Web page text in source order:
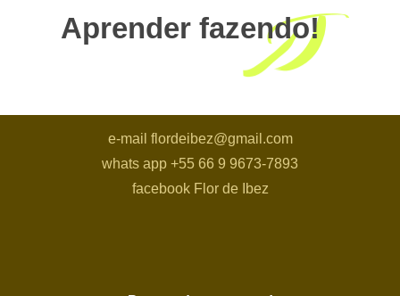
Aprender fazendo!
e-mail flordeibez@gmail.com
whats app +55 66 9 9673-7893
facebook Flor de Ibez